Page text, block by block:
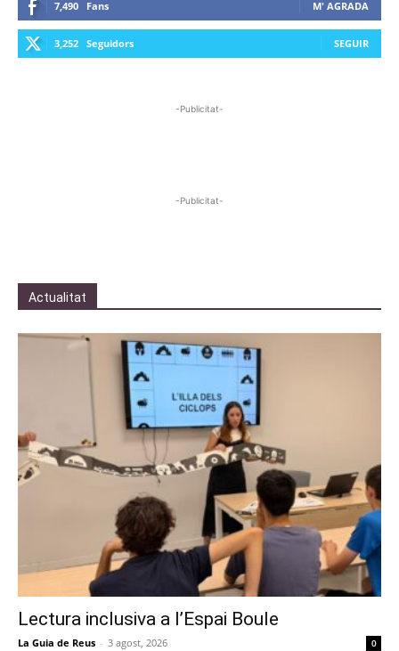
7,490 Fans M' AGRADA
3,252 Seguidors SEGUIR
-Publicitat-
-Publicitat-
Actualitat
Lectura inclusiva a l’Espai Boule
La Guia de Reus - 3 agost, 2026 0